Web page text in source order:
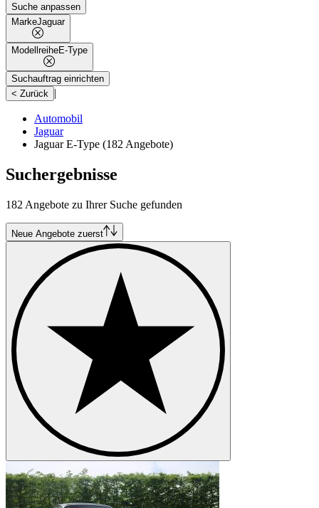
Suche anpassen
MarkeJaguar
ModellreiheE-Type
Suchauftrag einrichten
< Zurück |
Automobil
Jaguar
Jaguar E-Type (182 Angebote)
Suchergebnisse
182 Angebote zu Ihrer Suche gefunden
Neue Angebote zuerst